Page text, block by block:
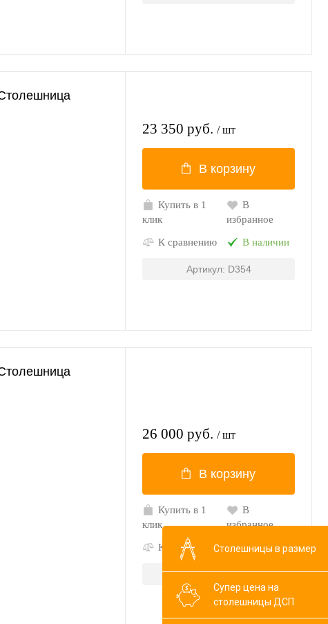
23 350 руб. / шт
В корзину
Купить в 1
клик
В
избранное
К сравнению В наличии
Артикул: D354
26 000 руб. / шт
В корзину
Купить в 1
клик
В
избранное
К сравнению В наличии
Артикул: D354
Столешницы в размер
Супер цена на
столешницы ДСП